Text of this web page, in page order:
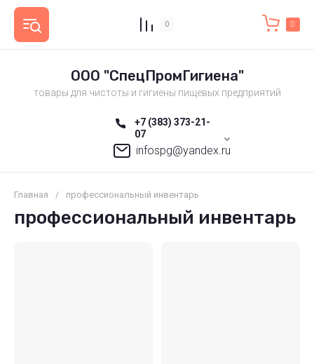
0 0
ООО "СпецПромГигиена"
товары для чистоты и гигиены пищевых предприятий
+7 (383) 373-21-
07
infospg@yandex.ru
Главная / профессиональный инвентарь
профессиональный инвентарь